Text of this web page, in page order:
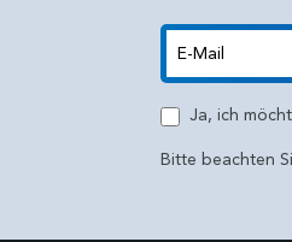
Ja, ich
Bitte beachten